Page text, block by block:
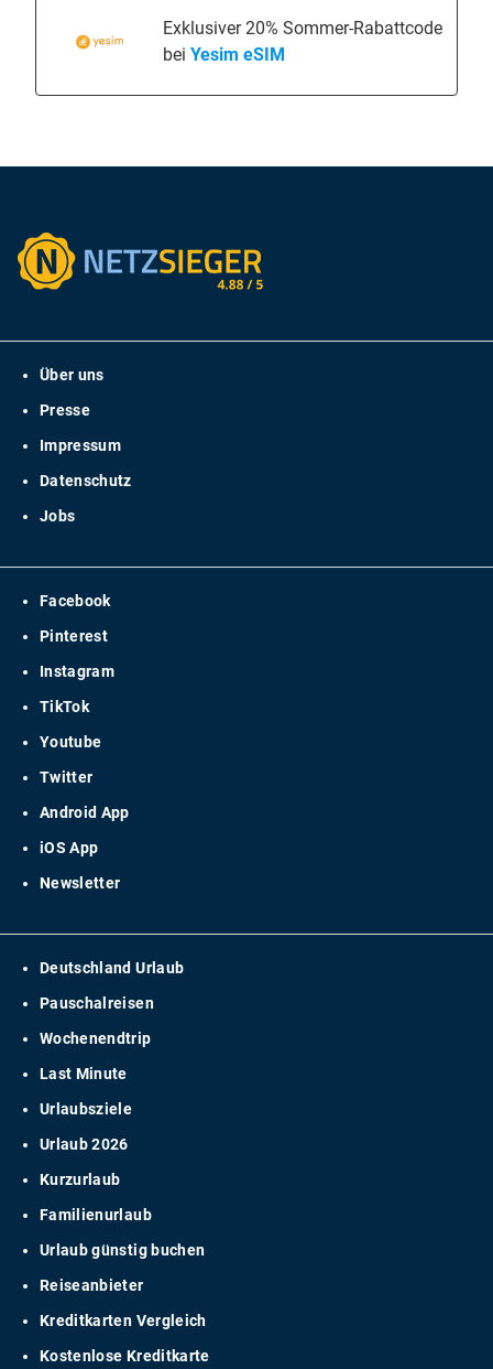
Exklusiver 20% Sommer-Rabattcode
bei Yesim eSIM
Über uns
Presse
Impressum
Datenschutz
Jobs
Facebook
Pinterest
Instagram
TikTok
Youtube
Twitter
Android App
iOS App
Newsletter
Deutschland Urlaub
Pauschalreisen
Wochenendtrip
Last Minute
Urlaubsziele
Urlaub 2026
Kurzurlaub
Familienurlaub
Urlaub günstig buchen
Reiseanbieter
Kreditkarten Vergleich
Kostenlose Kreditkarte